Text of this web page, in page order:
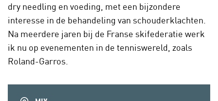
dry needling en voeding, met een bijzondere
interesse in de behandeling van schouderklachten.
Na meerdere jaren bij de Franse skifederatie werk
ik nu op evenementen in de tenniswereld, zoals
Roland-Garros.